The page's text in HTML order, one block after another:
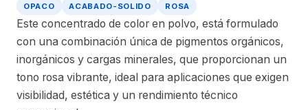
OPACO ACABADO-SOLIDO ROSA
Este concentrado de color en polvo, está formulado
con una combinación única de pigmentos orgánicos,
inorgánicos y cargas minerales, que proporcionan un
tono rosa vibrante, ideal para aplicaciones que exigen
visibilidad, estética y un rendimiento técnico